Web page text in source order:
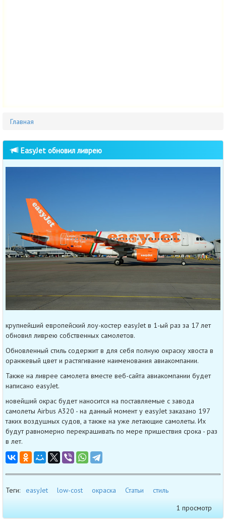
Главная
EasyJet обновил ливрею
крупнейший европейский лоу-костер easyJet в 1-ый раз за 17 лет
обновил ливрею собственных самолетов.
Обновленный стиль содержит в для себя полную окраску хвоста в
оранжевый цвет и растягивание наименования авиакомпании.
Также на ливрее самолета вместе веб-сайта авиакомпании будет
написано easyJet.
новейший окрас будет наносится на поставляемые с завода
самолеты Airbus A320 - на данный момент у easyJet заказано 197
таких воздушных судов, а также на уже летающие самолеты. Их
будут равномерно перекрашивать по мере пришествия срока - раз
в лет.
Теги: easyJet low-cost окраска Статьи
стиль
1 просмотр